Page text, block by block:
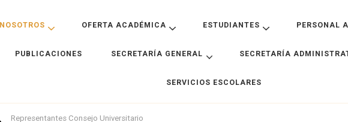
NOSOTROS OFERTA ACADÉMICA ESTUDIANTES PERSONAL
PUBLICACIONES SECRETARÍA GENERAL SECRETARÍA
SERVICIOS ESCOLARES
Representantes Consejo Universitario